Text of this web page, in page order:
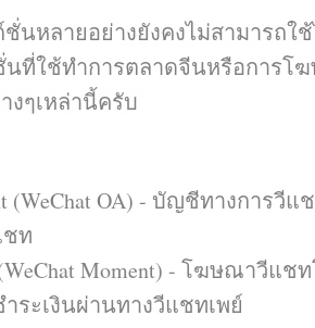
นหลายอย่างยังคงไม่สามารถ
ใช้ทำการตลาดจีนหรือการโ
ๆเหล่านี้ครับ
(WeChat OA) - บัญชีทางการ
ชท
(WeChat Moment) - โฆษณาวีแ
ำระเงินผ่านทางวีแชทเพย์